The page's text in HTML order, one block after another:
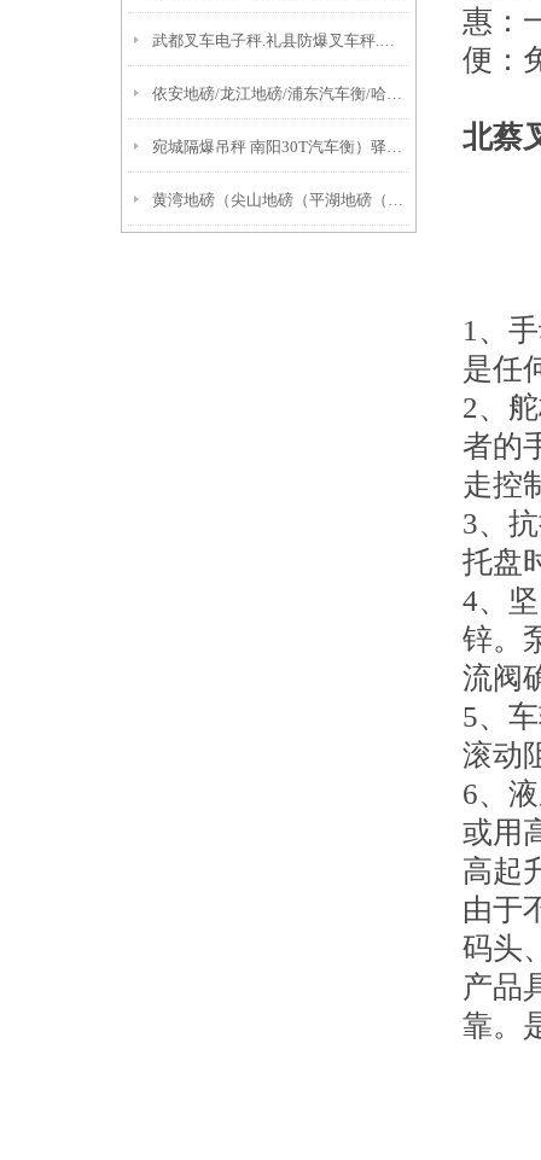
武都叉车电子秤.礼县防爆叉车秤.成县防爆秤原理
依安地磅/龙江地磅/浦东汽车衡/哈尔滨地磅维修
宛城隔爆吊秤 南阳30T汽车衡）驿城80T汽车衡产品简述：
黄湾地磅（尖山地磅（平湖地磅（当湖地磅
惠
便
北蔡
1、
是任
2、
者的
走控
3、
托盘
4、
锌。
流阀
5、
滚动
6、
或用
高起
由于
码头
产品
靠。